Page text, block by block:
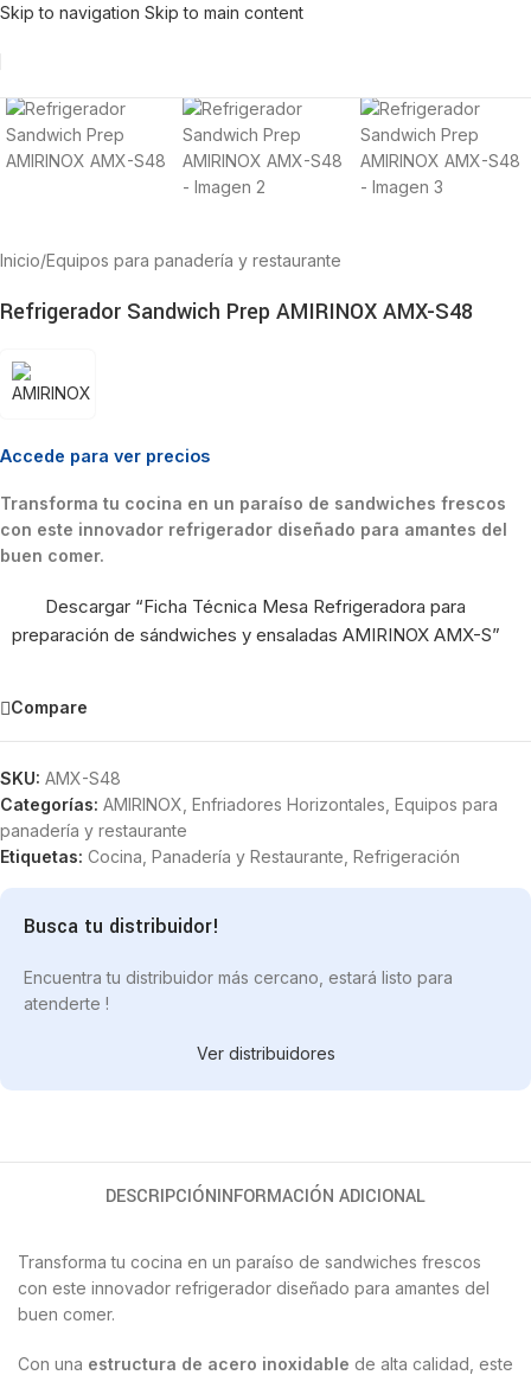
Skip to navigation Skip to main content
Inicio/Equipos para panadería y restaurante
Refrigerador Sandwich Prep AMIRINOX AMX-S48
Accede para ver precios
Transforma tu cocina en un paraíso de sandwiches frescos
con este innovador refrigerador diseñado para amantes del
buen comer.
Descargar “Ficha Técnica Mesa Refrigeradora para
preparación de sándwiches y ensaladas AMIRINOX AMX-S”
Compare
SKU: AMX-S48
Categorías: AMIRINOX Enfriadores Horizontales Equipos para
panadería y restaurante
Etiquetas: Cocina Panadería y Restaurante Refrigeración
Busca tu distribuidor!
Encuentra tu distribuidor más cercano, estará listo para
atenderte !
Ver distribuidores
DESCRIPCIÓNINFORMACIÓN ADICIONAL
Transforma tu cocina en un paraíso de sandwiches frescos
con este innovador refrigerador diseñado para amantes del
buen comer.
Con una estructura de acero inoxidable de alta calidad, este